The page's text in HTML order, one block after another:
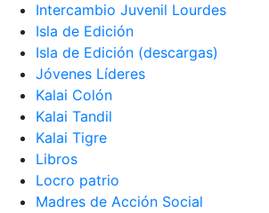
Intercambio Juvenil Lourdes
Isla de Edición
Isla de Edición (descargas)
Jóvenes Líderes
Kalai Colón
Kalai Tandil
Kalai Tigre
Libros
Locro patrio
Madres de Acción Social